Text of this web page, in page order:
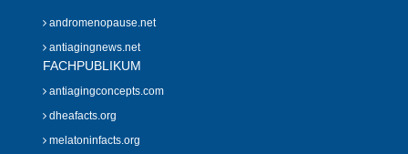
andromenopause.net
antiagingnews.net
FACHPUBLIKUM
antiagingconcepts.com
dheafacts.org
melatoninfacts.org